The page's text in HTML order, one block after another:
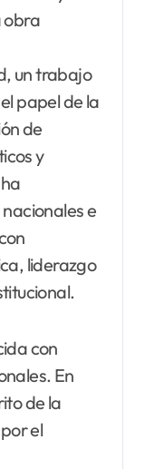
obra
un trabajo
papel de la
de
y
e
liderazgo
con
En
de la
el